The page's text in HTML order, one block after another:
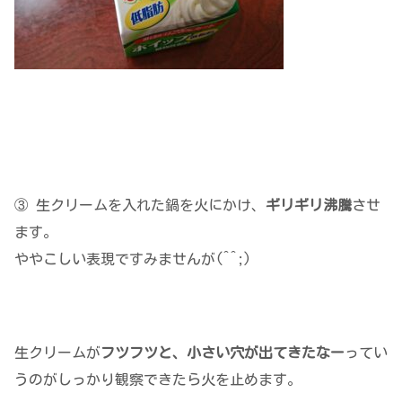
③ 生クリームを入れた鍋を火にかけ、 ギリギリ沸騰させ
ます。
ややこしい表現ですみませんが(^^;)
生クリームがフツフツと、小さい穴が出てきたなーってい
うのがしっかり観察できたら火を止めます。